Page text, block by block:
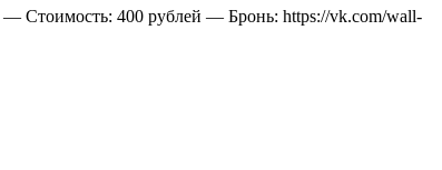
400 рублей — Бронь: https://vk.com/wall-